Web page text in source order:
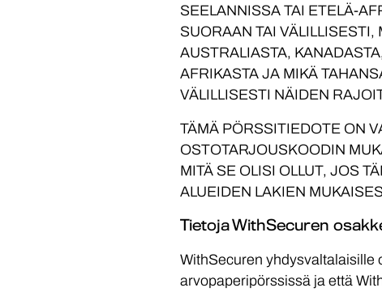
SEELANNISSA TAI ETELÄ-
SUORAAN TAI VÄLILLISESTI,
AUSTRALIASTA,
AFRIKASTA JA MIKÄ
VÄLILLISESTI NÄIDEN
TÄMÄ PÖRSSITIEDOTE ON
OSTOTARJOUSKOODIN
MITÄ SE OLISI OLLUT, JOS
ALUEIDEN LAKIEN
Tietoja WithSecuren
WithSecuren yhdysvaltalaisille
arvopaperipörssissä ja että